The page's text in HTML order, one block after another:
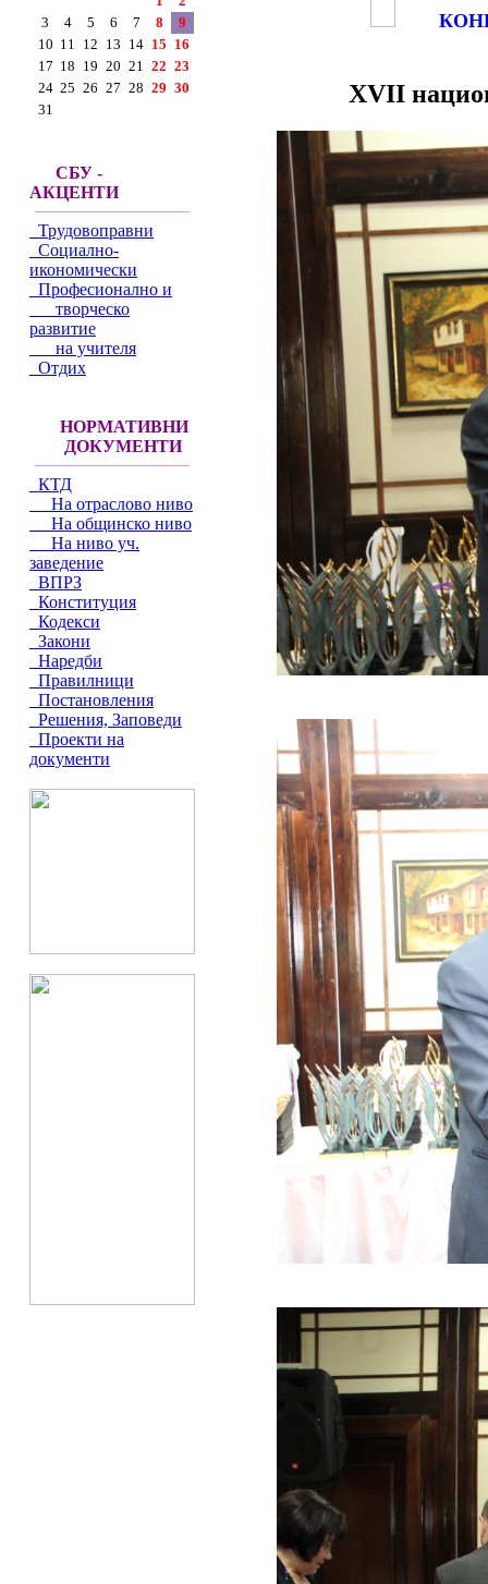
3
4 5 6 7 8
9
10 11 12 13 14 15 16
17 18 19 20 21 22 23
24 25 26 27 28 29 30
31
СБУ -
АКЦЕНТИ
Трудовоправни
Социално-
икономически
Професионално и
творческо
развитие
на учителя
Отдих
НОРМАТИВНИ
ДОКУМЕНТИ
КТД
На отраслово ниво
На общинско ниво
На ниво уч.
заведение
ВПРЗ
Конституция
Кодекси
Закони
Наредби
Правилници
Постановления
Решения, Заповеди
Проекти на
документи
XVII